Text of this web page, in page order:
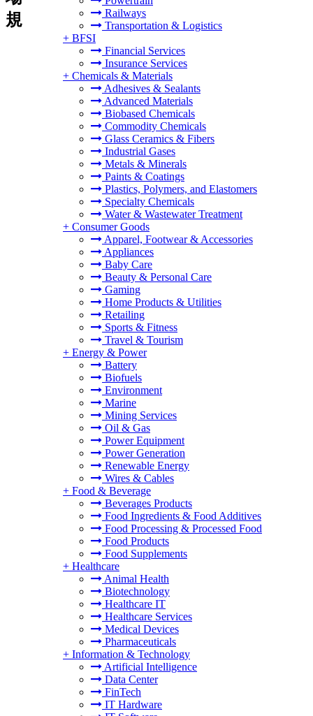
Railways
Transportation & Logistics
+ BFSI
Financial Services
Insurance Services
+ Chemicals & Materials
Adhesives & Sealants
Advanced Materials
Biobased Chemicals
Commodity Chemicals
Glass Ceramics & Fibers
Industrial Gases
Metals & Minerals
Paints & Coatings
Plastics, Polymers, and Elastomers
Specialty Chemicals
Water & Wastewater Treatment
+ Consumer Goods
Apparel, Footwear & Accessories
Appliances
Baby Care
Beauty & Personal Care
Gaming
Home Products & Utilities
Retailing
Sports & Fitness
Travel & Tourism
+ Energy & Power
Battery
Biofuels
Environment
Marine
Mining Services
Oil & Gas
Power Equipment
Power Generation
Renewable Energy
Wires & Cables
+ Food & Beverage
Beverages Products
Food Ingredients & Food Additives
Food Processing & Processed Food
Food Products
Food Supplements
+ Healthcare
Animal Health
Biotechnology
Healthcare IT
Healthcare Services
Medical Devices
Pharmaceuticals
+ Information & Technology
Artificial Intelligence
Data Center
FinTech
IT Hardware
規